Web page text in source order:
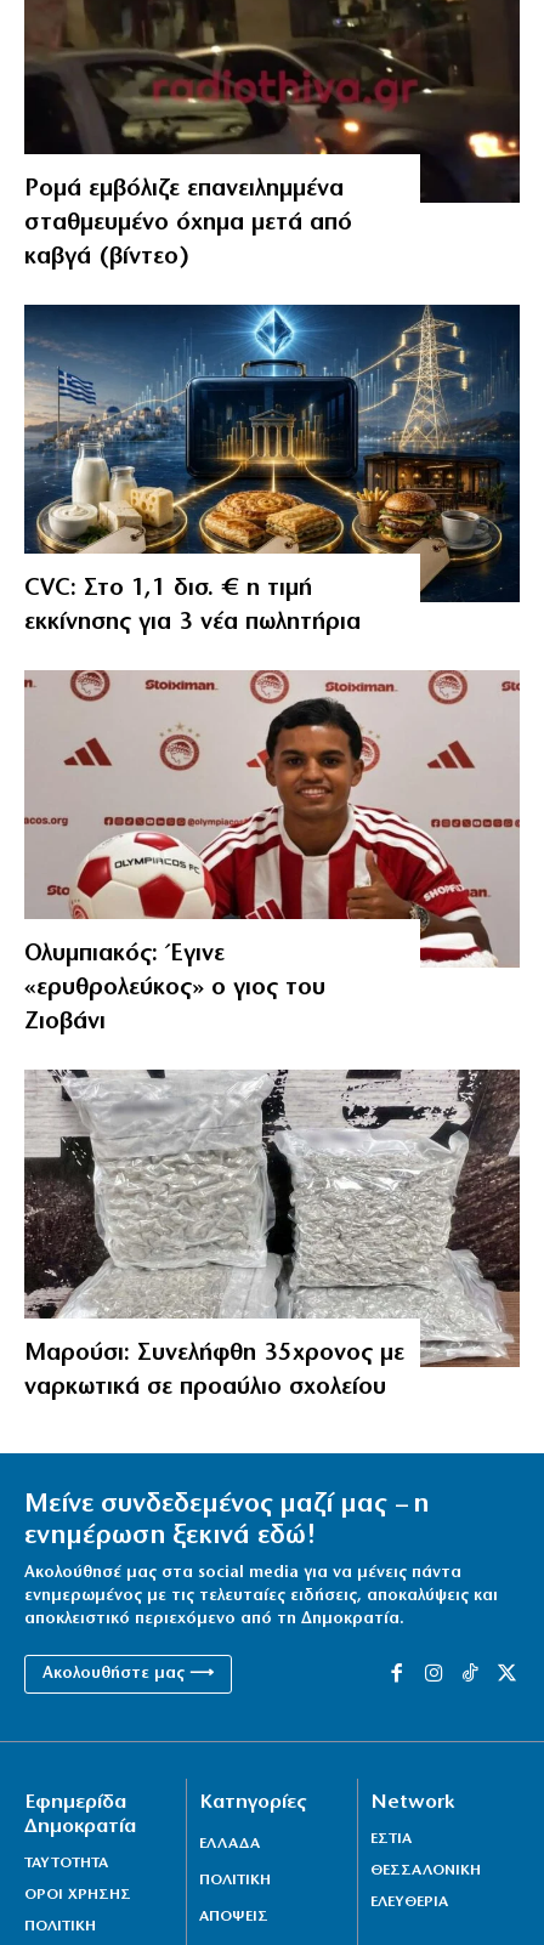
Ρομά εμβόλιζε επανειλημμένα
σταθμευμένο όχημα μετά από
καβγά (βίντεο)
CVC: Στο 1,1 δισ. € η τιμή
εκκίνησης για 3 νέα πωλητήρια
Ολυμπιακός: Έγινε
«ερυθρολεύκος» ο γιος του
Ζιοβάνι
Μαρούσι: Συνελήφθη 35χρονος με
ναρκωτικά σε προαύλιο σχολείου
Μείνε συνδεδεμένος μαζί μας – η
ενημέρωση ξεκινά εδώ!
Ακολούθησέ μας στα social media για να μένεις πάντα
ενημερωμένος με τις τελευταίες ειδήσεις, αποκαλύψεις και
αποκλειστικό περιεχόμενο από τη Δημοκρατία.
Ακολουθήστε μας ⟶
Εφημερίδα
Δημοκρατία
ΤΑΥΤΟΤΗΤΑ
ΟΡΟΙ ΧΡΗΣΗΣ
ΠΟΛΙΤΙΚΗ
Κατηγορίες
ΕΛΛΑΔΑ
ΠΟΛΙΤΙΚΗ
ΑΠΟΨΕΙΣ
Network
ΕΣΤΙΑ
ΘΕΣΣΑΛΟΝΙΚΗ
ΕΛΕΥΘΕΡΙΑ